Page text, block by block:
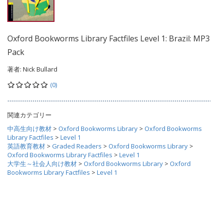
Oxford Bookworms Library Factfiles Level 1: Brazil: MP3
Pack
著者: Nick Bullard
(0)
関連カテゴリー
中高生向け教材 > Oxford Bookworms Library > Oxford Bookworms
Library Factfiles > Level 1
英語教育教材 > Graded Readers > Oxford Bookworms Library >
Oxford Bookworms Library Factfiles > Level 1
大学生～社会人向け教材 > Oxford Bookworms Library > Oxford
Bookworms Library Factfiles > Level 1